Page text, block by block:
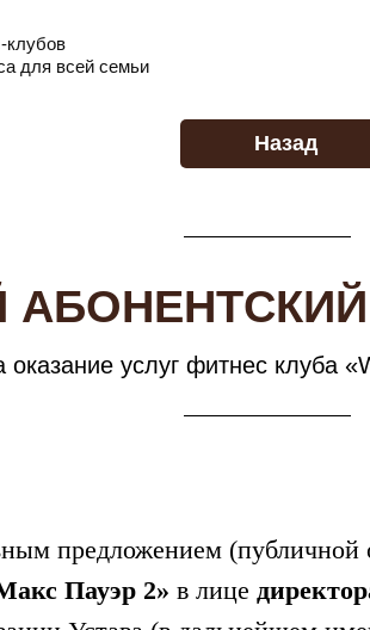
клубов
для всей семьи
Назад
оказание услуг фитнес клуба
предложением (публичной
Пауэр 2» в лице